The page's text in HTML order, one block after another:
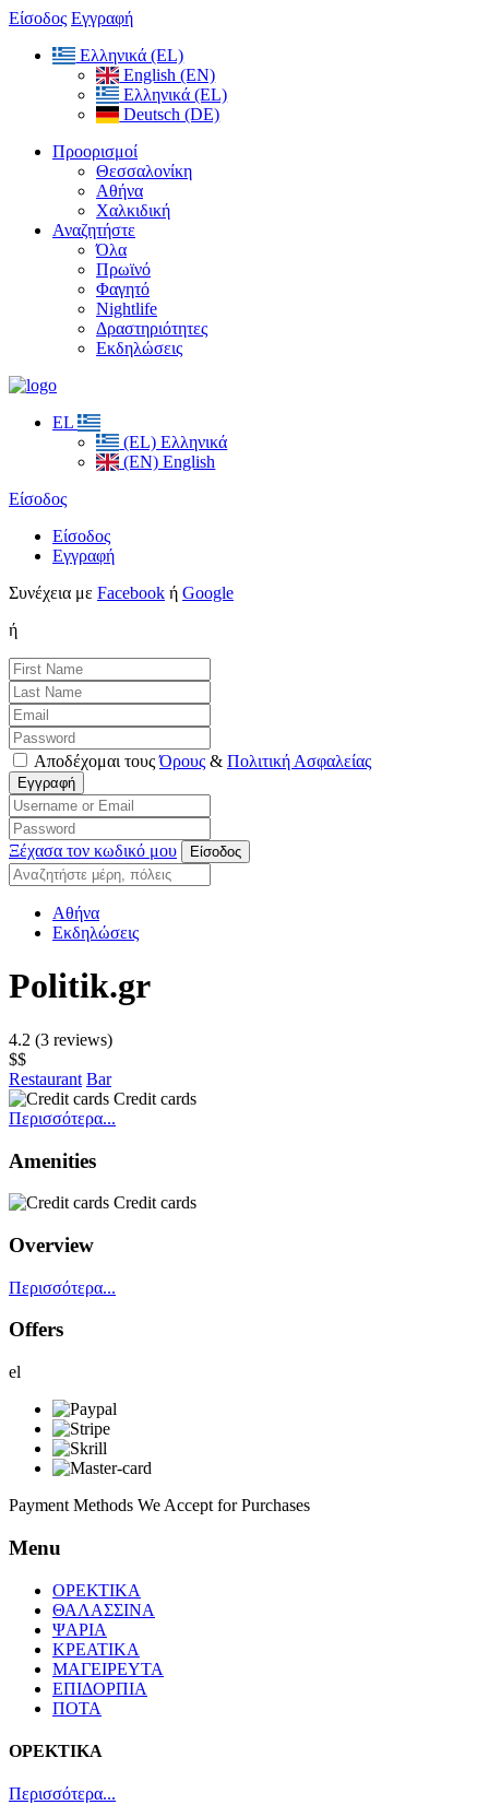
Είσοδος Εγγραφή
Ελληνικά (EL)
English (EN)
Ελληνικά (EL)
Deutsch (DE)
Προορισμοί
Θεσσαλονίκη
Αθήνα
Χαλκιδική
Αναζητήστε
Όλα
Πρωϊνό
Φαγητό
Nightlife
Δραστηριότητες
Εκδηλώσεις
EL
(EL) Ελληνικά
(EN) English
Είσοδος
Είσοδος
Εγγραφή
Συνέχεια με Facebook ή Google
ή
Αποδέχομαι τουςΌρους & Πολιτική Ασφαλείας
Ξέχασα τον κωδικό μου
Αθήνα
Εκδηλώσεις
Politik.gr
4.2 (3 reviews)
$$
Restaurant Bar
Credit cards
Περισσότερα...
Amenities
Credit cards
Overview
Περισσότερα...
Offers
el
Payment Methods We Accept for Purchases
Menu
ΟΡΕΚΤΙΚΑ
ΘΑΛΑΣΣΙΝΑ
ΨΑΡΙΑ
ΚΡΕΑΤΙΚΑ
ΜΑΓΕΙΡΕΥΤΑ
ΕΠΙΔΟΡΠΙΑ
ΠΟΤΑ
ΟΡΕΚΤΙΚΑ
Περισσότερα...